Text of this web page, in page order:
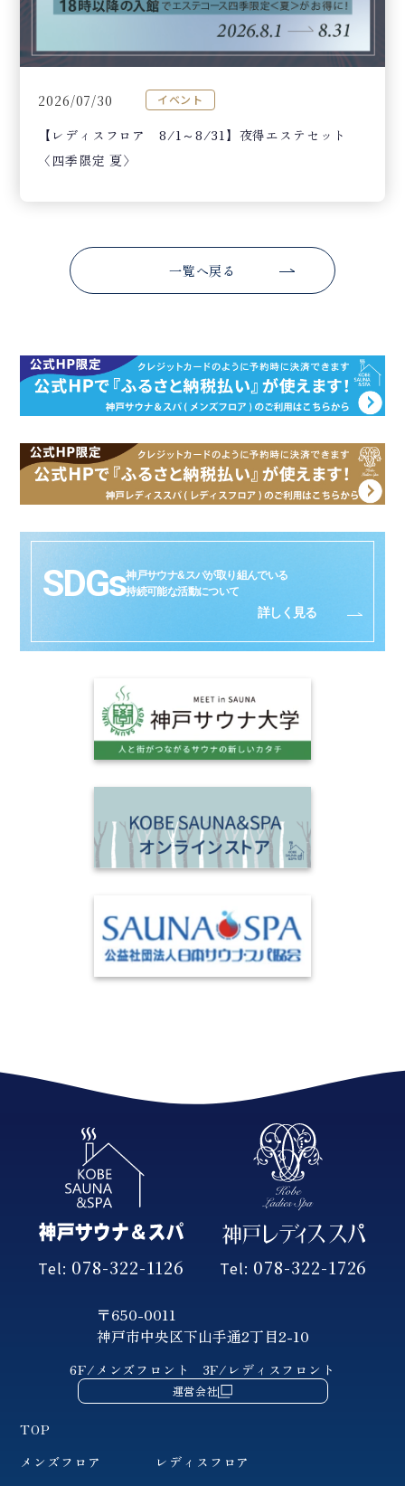
2026/07/30 イベント
【レディスフロア 8/1～8/31】夜得エステセット
〈四季限定 夏〉
一覧へ戻る
SDGs神戸サウナ&スパが取り組んでいる
持続可能な活動について
詳しく見る
Tel: 078-322-1126 Tel: 078-322-1726
〒650-0011
神戸市中央区下山手通2丁目2-10
6F/メンズフロント 3F/レディスフロント
運営会社
TOP
メンズフロア
レディスフロア